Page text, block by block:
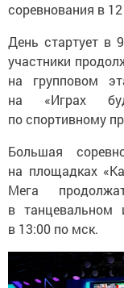
соревнования в
День стартует в
участники
на групповом
на «Играх
по спортивному
Большая
на площадках
Мега
в танцевальном
в 13:00 по мск.